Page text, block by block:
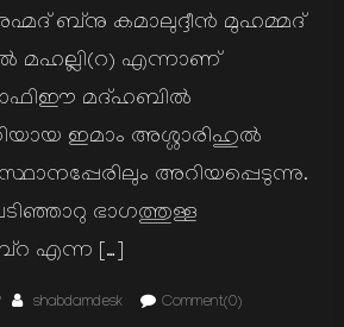
ബ്നു കമാലുദ്ദീന്‍ മുഹമ്മദ്
മഹല്ലി(റ) എന്നാണ്
മദ്ഹബില്‍
ഇമാം അശ്ശാരിഹുല്‍
അറിയപ്പെടുന്നു.
ഭാഗത്തുള്ള
എന്ന […]
Author
shabdamdesk Comment(0)